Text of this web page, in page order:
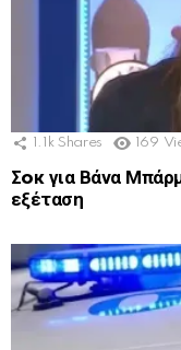
1.1k Shares 169
Σoκ για Βάνα
εξέταση